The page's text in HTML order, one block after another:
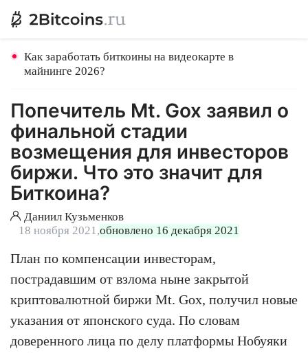
Как заработать биткоины на видеокарте в
майнинге 2026?
Попечитель Mt. Gox заявил о
финальной стадии
возмещения для инвесторов
биржи. Что это значит для
Биткоина?
Даниил Кузьменков
18 ноября 2021,обновлено 16 декабря 2021
План по компенсации инвесторам,
пострадавшим от взлома ныне закрытой
криптовалютной биржи Mt. Gox, получил новые
указания от японского суда. По словам
доверенного лица по делу платформы Нобуяки